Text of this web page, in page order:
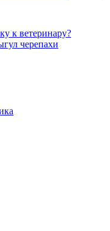
к ветеринару?
черепахи